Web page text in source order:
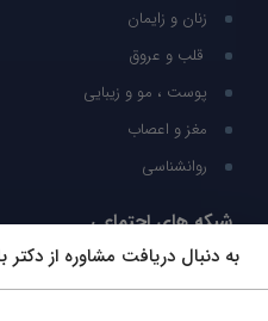
زنان و زایمان
قلب و عروق
پوست ، مو و زیبایی
مغز و اعصاب
روانشناسی
شبکه های اجتماعی
ما را در شبکه های اجتماعی دنبال کنید
به دنبال دریافت مشاوره از دکتر